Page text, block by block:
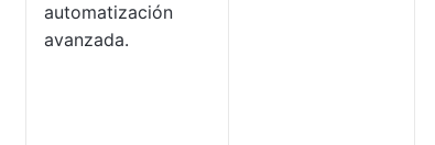
automatización
avanzada.